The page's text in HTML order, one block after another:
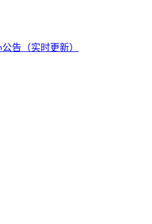
告（实时更新）